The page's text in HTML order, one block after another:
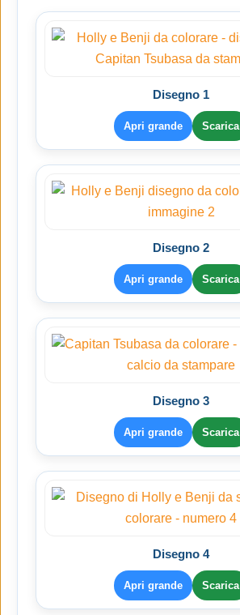
Disegno 1
Apri grande Scarica
Disegno 2
Apri grande Scarica
Disegno 3
Apri grande Scarica
Disegno 4
Apri grande Scarica